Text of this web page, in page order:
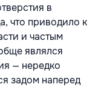
в
что приводило к
и частым
являлся
— нередко
задом наперед